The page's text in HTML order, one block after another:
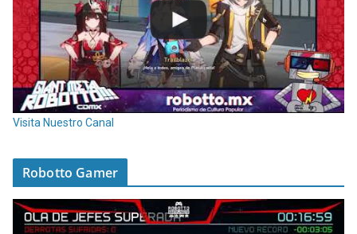
Visita Nuestro Canal
Robotto Gamer